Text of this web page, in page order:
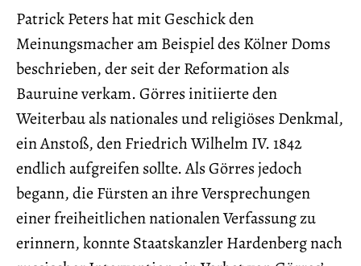
Patrick Peters hat mit Geschick den
Meinungsmacher am Beispiel des Kölner Doms
beschrieben, der seit der Reformation als
Bauruine verkam. Görres initiierte den
Weiterbau als nationales und religiöses Denkmal,
ein Anstoß, den Friedrich Wilhelm IV. 1842
endlich aufgreifen sollte. Als Görres jedoch
begann, die Fürsten an ihre Versprechungen
einer freiheitlichen nationalen Verfassung zu
erinnern, konnte Staatskanzler Hardenberg nach